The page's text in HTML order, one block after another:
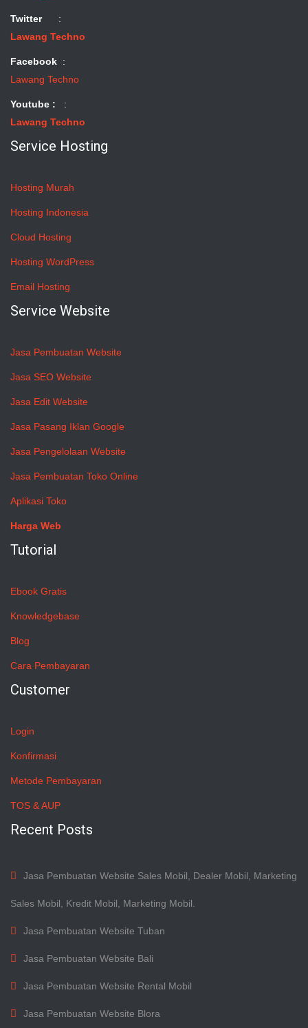
Twitter:
Lawang Techno
Facebook :
Lawang Techno
Youtube :
:
Lawang Techno
Service Hosting
Hosting Murah
Hosting Indonesia
Cloud Hosting
Hosting WordPress
Email Hosting
Service Website
Jasa Pembuatan Website
Jasa SEO Website
Jasa Edit Website
Jasa Pasang Iklan Google
Jasa Pengelolaan Website
Jasa Pembuatan Toko Online
Aplikasi Toko
Harga Web
Tutorial
Ebook Gratis
Knowledgebase
Blog
Cara Pembayaran
Customer
Login
Konfirmasi
Metode Pembayaran
TOS & AUP
Recent Posts
Jasa Pembuatan Website Sales Mobil, Dealer Mobil, Marketing
Sales Mobil, Kredit Mobil, Marketing Mobil.
Jasa Pembuatan Website Tuban
Jasa Pembuatan Website Bali
Jasa Pembuatan Website Rental Mobil
Jasa Pembuatan Website Blora